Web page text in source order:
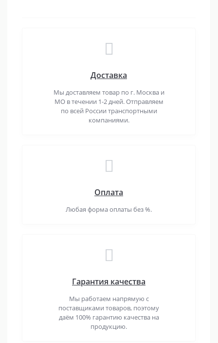
Доставка
Мы доставляем товар по г. Москва и
МО в течении 1-2 дней. Отправляем
по всей России транспортными
компаниями.
Оплата
Любая форма оплаты без %.
Гарантия качества
Мы работаем напрямую с
поставщиками товаров, поэтому
даём 100% гарантию качества на
продукцию.